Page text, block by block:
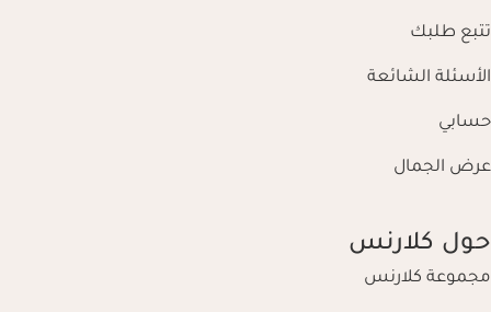
تتبع طلبك
الأسئلة الشائعة
حسابي
عرض الجمال
حول كلارنس
مجموعة كلارنس